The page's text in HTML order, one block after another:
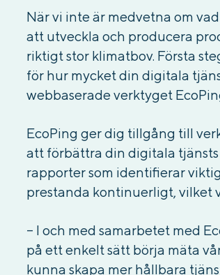
När vi ​​inte är medvetna om
att utveckla och producera
riktigt stor klimatbov. Första
för hur mycket din digitala
webbaserade verktyget
EcoPing ger dig tillgång till
att förbättra din digitala
rapporter som identifierar
prestanda kontinuerligt, vilket
– I och med samarbetet med
på ett enkelt sätt börja mäta
kunna skapa mer hållbara